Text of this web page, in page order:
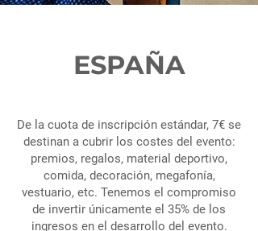
ESPAÑA
De la cuota de inscripción estándar, 7€ se
destinan a cubrir los costes del evento:
premios, regalos, material deportivo,
comida, decoración, megafonía,
vestuario, etc. Tenemos el compromiso
de invertir únicamente el 35% de los
ingresos en el desarrollo del evento.